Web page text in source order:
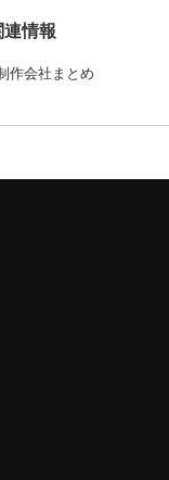
情報
作会社まとめ